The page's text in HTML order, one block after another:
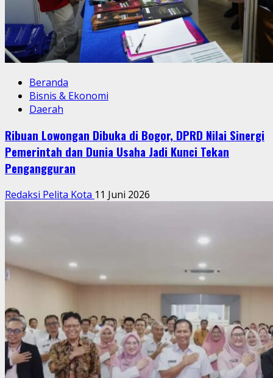
Beranda
Bisnis & Ekonomi
Plt Bupati Tulungagung Tekankan Layanan Humanis
Saat Buka Pelatihan di RSUD dr. Iskak _Pelatihan
Digelar di Auditorium IDIK, Sasar Empati dan
Komunikasi Tenaga Kesehatan_
Redaksi Pelita Kota